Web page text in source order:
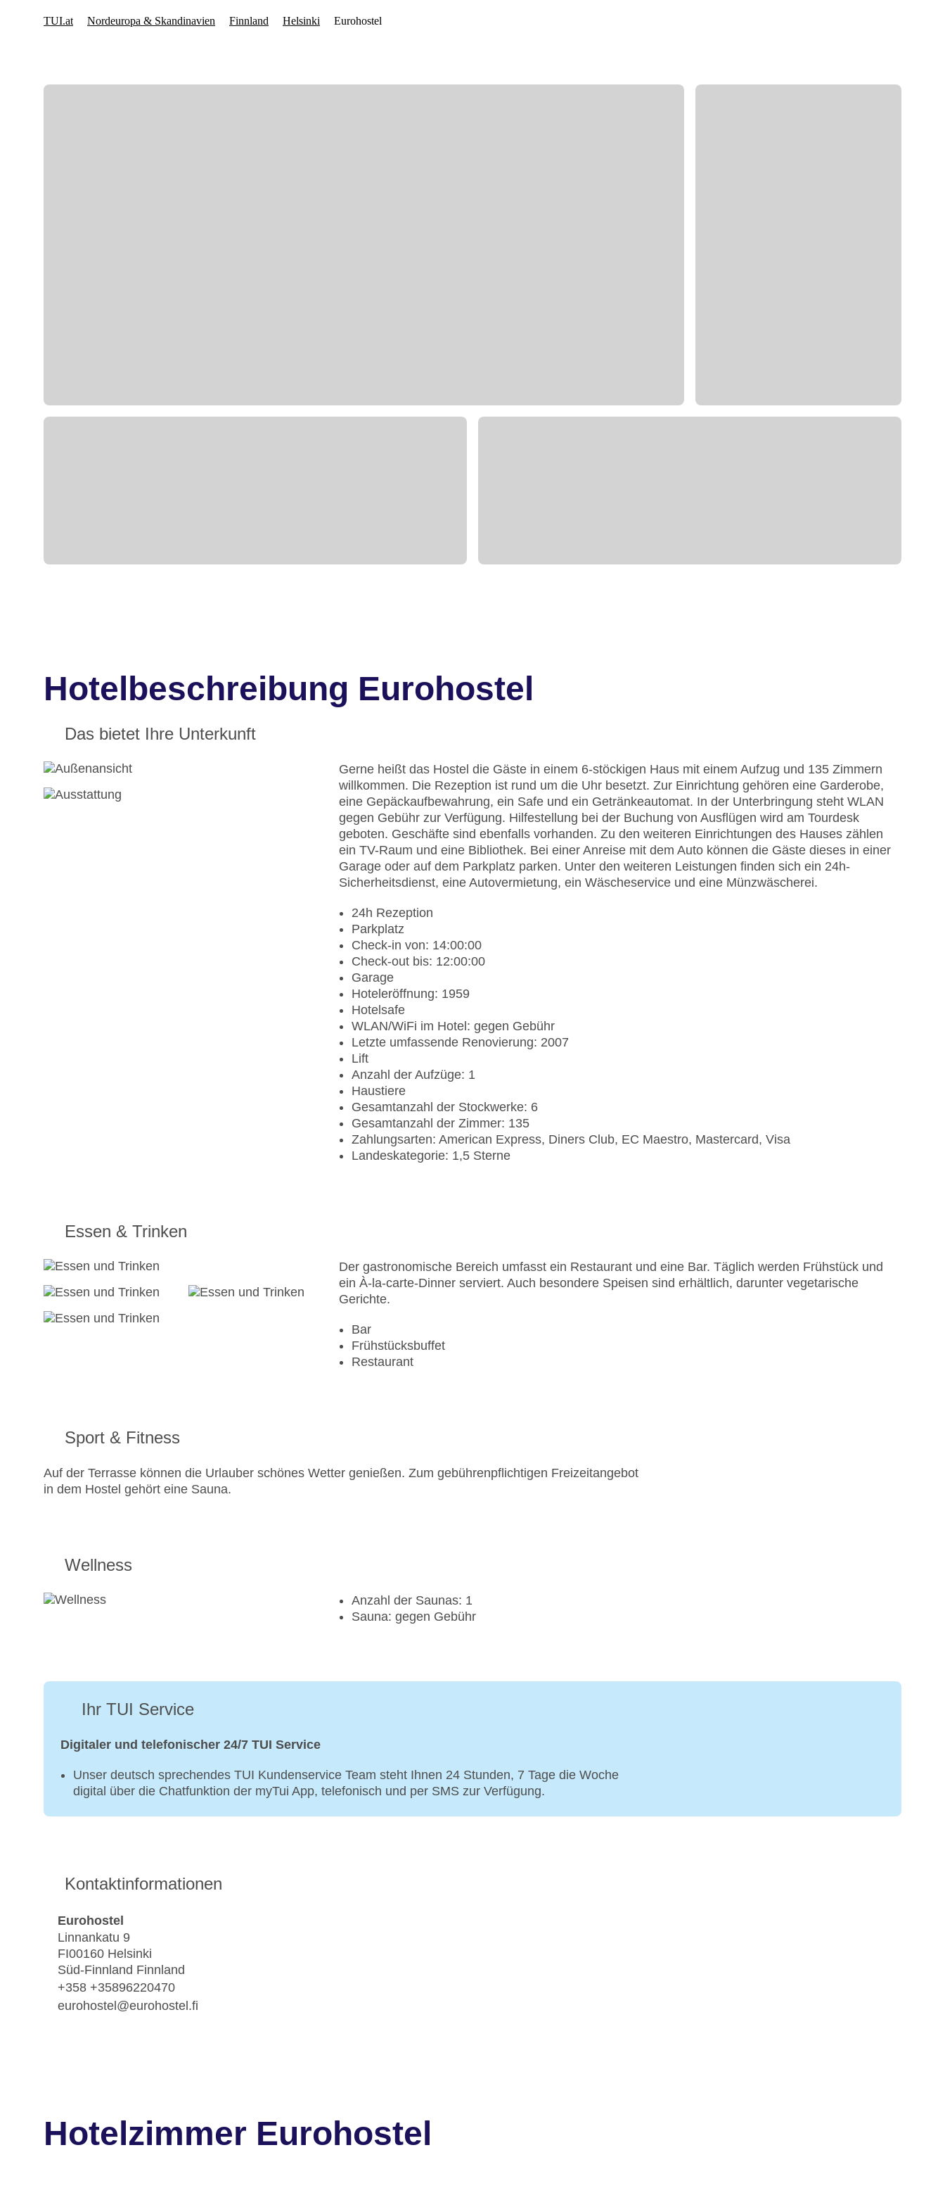
Hotelbeschreibung Eurohostel
Das bietet Ihre Unterkunft
Gerne heißt das Hostel die Gäste in einem 6-stöckigen Haus mit einem Aufzug und 135 Zimmern
willkommen. Die Rezeption ist rund um die Uhr besetzt. Zur Einrichtung gehören eine Garderobe,
eine Gepäckaufbewahrung, ein Safe und ein Getränkeautomat. In der Unterbringung steht WLAN
gegen Gebühr zur Verfügung. Hilfestellung bei der Buchung von Ausflügen wird am Tourdesk
geboten. Geschäfte sind ebenfalls vorhanden. Zu den weiteren Einrichtungen des Hauses zählen
ein TV-Raum und eine Bibliothek. Bei einer Anreise mit dem Auto können die Gäste dieses in einer
Garage oder auf dem Parkplatz parken. Unter den weiteren Leistungen finden sich ein 24h-
Sicherheitsdienst, eine Autovermietung, ein Wäscheservice und eine Münzwäscherei.
24h Rezeption
Parkplatz
Check-in von: 14:00:00
Check-out bis: 12:00:00
Garage
Hoteleröffnung: 1959
Hotelsafe
WLAN/WiFi im Hotel: gegen Gebühr
Letzte umfassende Renovierung: 2007
Lift
Anzahl der Aufzüge: 1
Haustiere
Gesamtanzahl der Stockwerke: 6
Gesamtanzahl der Zimmer: 135
Zahlungsarten: American Express, Diners Club, EC Maestro, Mastercard, Visa
Landeskategorie: 1,5 Sterne
Essen & Trinken
Der gastronomische Bereich umfasst ein Restaurant und eine Bar. Täglich werden Frühstück und
ein À-la-carte-Dinner serviert. Auch besondere Speisen sind erhältlich, darunter vegetarische
Gerichte.
Bar
Frühstücksbuffet
Restaurant
Sport & Fitness
Auf der Terrasse können die Urlauber schönes Wetter genießen. Zum gebührenpflichtigen Freizeitangebot
in dem Hostel gehört eine Sauna.
Wellness
Anzahl der Saunas: 1
Sauna: gegen Gebühr
Ihr TUI Service
Digitaler und telefonischer 24/7 TUI Service
Unser deutsch sprechendes TUI Kundenservice Team steht Ihnen 24 Stunden, 7 Tage die Woche
digital über die Chatfunktion der myTui App, telefonisch und per SMS zur Verfügung.
Kontaktinformationen
Eurohostel
Linnankatu 9
FI00160 Helsinki
Süd-Finnland Finnland
+358 +35896220470
eurohostel@eurohostel.fi
Hotelzimmer Eurohostel